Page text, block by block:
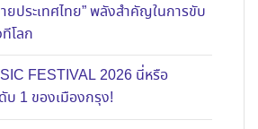
ยประเทศไทย” พลังสำคัญในการขับ
โลก
FESTIVAL 2026 นี่หรือ
1 ของเมืองกรุง!